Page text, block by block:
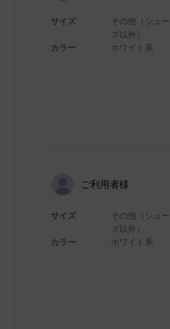
サイズ
カラー
その他（シュー
ズ以外）
ホワイト系
ご利用者様
サイズ
カラー
その他（シュー
ズ以外）
ホワイト系